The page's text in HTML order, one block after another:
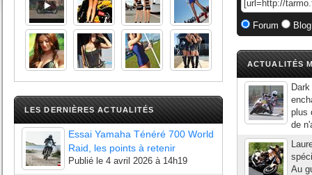
LES DERNIÈRES ACTUALITÉS
Essai Yamaha Ténéré 700 World
Raid, les points à retenir
Publié le 4 avril 2026 à 14h19
Forum
ACTUALITÉS
plus
de
Au